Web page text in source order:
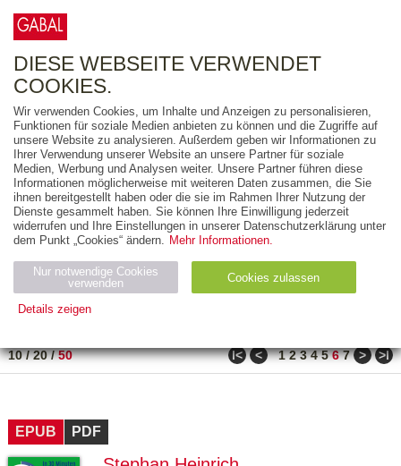
FREITEXT
AUSGABEART
AUS DER REIHE
ZUM THEMA
Neuerscheinung
Bestseller
PREIS
10/20/50 ǀ< < 1 2 3 4 5 6 7 > >ǀ
EPUB PDF
DIESE WEBSEITE VERWENDET
COOKIES.
Wir verwenden Cookies, um Inhalte und Anzeigen zu personalisieren,
Funktionen für soziale Medien anbieten zu können und die Zugriffe auf
unsere Website zu analysieren. Außerdem geben wir Informationen zu
Ihrer Verwendung unserer Website an unsere Partner für soziale
Medien, Werbung und Analysen weiter. Unsere Partner führen diese
Informationen möglicherweise mit weiteren Daten zusammen, die Sie
ihnen bereitgestellt haben oder die sie im Rahmen Ihrer Nutzung der
Dienste gesammelt haben. Sie können Ihre Einwilligung jederzeit
widerrufen und Ihre Einstellungen in unserer Datenschutzerklärung unter
dem Punkt „Cookies“ ändern. Mehr Informationen.
Nur notwendige Cookies
verwenden
Cookies zulassen
Details zeigen
Name Zweck
Ty
ESSION
_ID
verlag.
de
gabal-
Speichert den Zustimmungsstatus des